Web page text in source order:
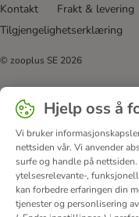
Kontakt
Frakt & levering
Tilgjengelighetserklæring
© zooplus SE 2026
Hjelp oss å
Vi bruker
nettsiden vår. Vi anvender
surfe og handle på
ytelsesrelevante-,
kan forbedre erfaringen din
tjenester og personlisering